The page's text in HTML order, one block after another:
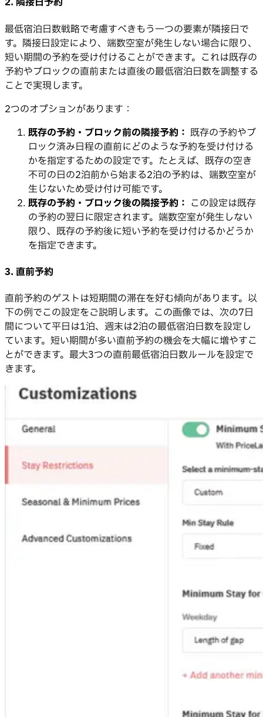
最低宿泊日数戦略で考慮すべきもう一つの要素が隣接日で
す。隣接日設定により、端数空室が発生しない場合に限り、
短い期間の予約を受け付けることができます。これは既存の
予約やブロックの直前または直後の最低宿泊日数を調整する
ことで実現します。
2つのオプションがあります：
既存の予約・ブロック前の隣接予約： 既存の予約やブ
ロック済み日程の直前にどのような予約を受け付ける
かを指定するための設定です。たとえば、既存の空き
不可の日の2泊前から始まる2泊の予約は、端数空室が
生じないため受け付け可能です。
既存の予約・ブロック後の隣接予約： この設定は既存
の予約の翌日に限定されます。端数空室が発生しない
限り、既存の予約後に短い予約を受け付けるかどうか
を指定できます。
3. 直前予約
直前予約のゲストは短期間の滞在を好む傾向があります。以
下の例でこの設定をご説明します。この画像では、次の7日
間について平日は1泊、週末は2泊の最低宿泊日数を設定し
ています。短い期間が多い直前予約の機会を大幅に増やすこ
とができます。最大3つの直前最低宿泊日数ルールを設定で
きます。